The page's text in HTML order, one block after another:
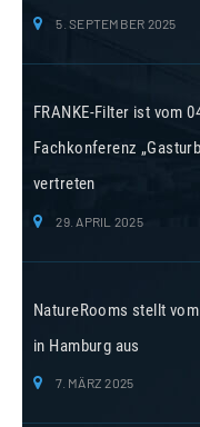
5. SEPTEMBER 2025
FRANKE-Filter ist vom
Fachkonferenz
vertreten
29. APRIL 2025
NatureRooms stellt
in Hamburg aus
7. MÄRZ 2025